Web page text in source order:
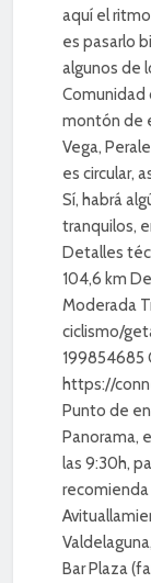
aquí el
es pasarlo
algunos de
Comunidad
montón de
Vega,
es circular,
Sí, habrá
tranquilos,
Detalles
104,6 km
Moderada
ciclismo/
199854685
https://
Punto de
Panorama,
las 9:30h,
recomienda
Bar Plaza